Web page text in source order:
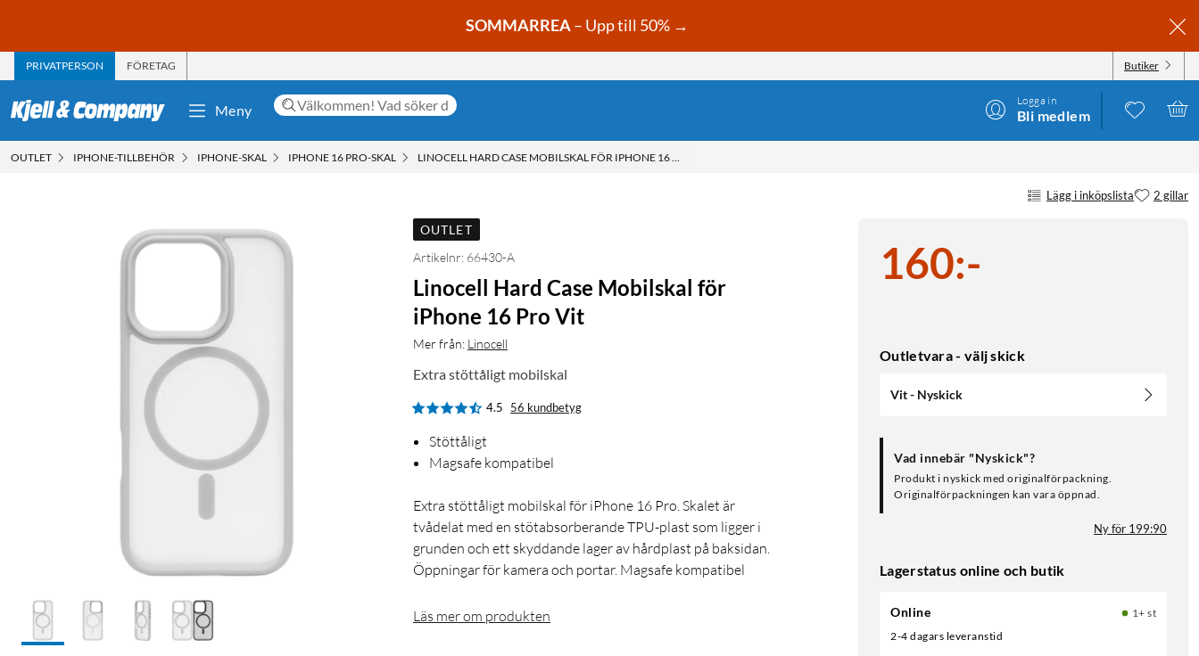
SOMMARREA– Upp till 50% →
PRIVATPERSON FÖRETAG Butiker
Meny
Logga in
Bli medlem
OUTLET IPHONE-TILLBEHÖR IPHONE-SKAL IPHONE 16 PRO-SKAL LINOCELL HARD CASE MOBILSKAL FÖR IPHONE 16 PRO VIT
Lägg i inköpslista 2 gillar
160:-
Outletvara - välj skick
Vit - Nyskick
Vad innebär "Nyskick"?
Produkt i nyskick med originalförpackning.
Originalförpackningen kan vara öppnad.
Ny för 199:90
Lagerstatus online och butik
Online
1+ st
2-4 dagars leveranstid
OUTLET
Artikelnr: 66430-A
Linocell Hard Case Mobilskal för
iPhone 16 Pro Vit
Mer från: Linocell
Extra stöttåligt mobilskal
4.5 56 kundbetyg
Stöttåligt
Magsafe kompatibel
Extra stöttåligt mobilskal för iPhone 16 Pro. Skalet är
tvådelat med en stötabsorberande TPU-plast som ligger i
grunden och ett skyddande lager av hårdplast på baksidan.
Öppningar för kamera och portar. Magsafe kompatibel
Läs mer om produkten